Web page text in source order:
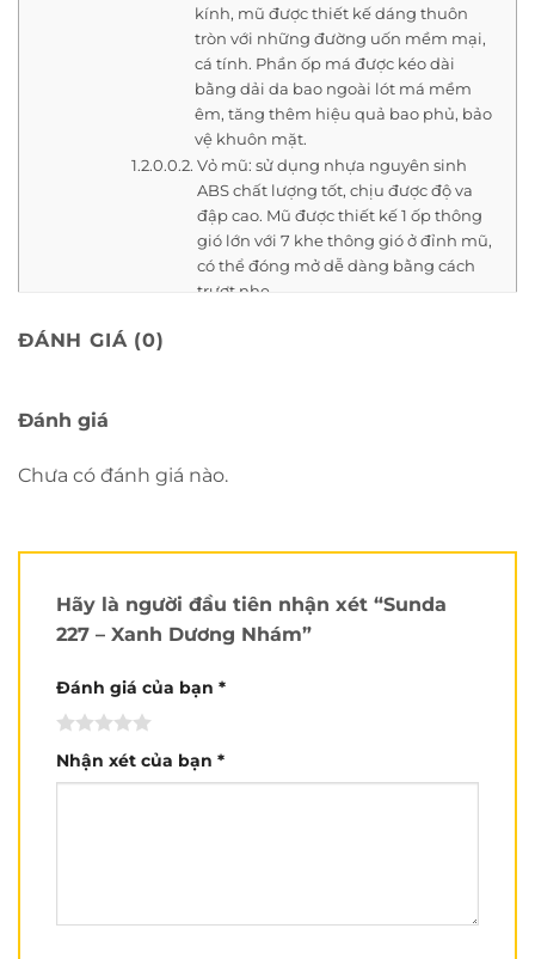
kính, mũ được thiết kế dáng thuôn
tròn với những đường uốn mềm mại,
cá tính. Phần ốp má được kéo dài
bằng dải da bao ngoài lót má mềm
êm, tăng thêm hiệu quả bao phủ, bảo
vệ khuôn mặt.
Vỏ mũ: sử dụng nhựa nguyên sinh
ABS chất lượng tốt, chịu được độ va
đập cao. Mũ được thiết kế 1 ốp thông
gió lớn với 7 khe thông gió ở đỉnh mũ,
có thể đóng mở dễ dàng bằng cách
trượt nhẹ.
tuần hoàn không khí, thoáng mát
trung thực, không bị chói đèn, chống
trầy xước. Kính có khả năng chống tia
UV 400 giúp bảo vệ da và mắt người
dễ dàng bằng tay không, không cần
quyền của công ty TNHH Long Huei
của người sử dụng.
ĐÁNH GIÁ (0)
Đánh giá
Chưa có đánh giá nào.
Hãy là người đầu tiên nhận xét “Sunda
227 – Xanh Dương Nhám”
Đánh giá của bạn *
Nhận xét của bạn *